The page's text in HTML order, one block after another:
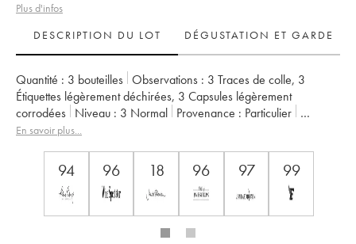
Plus d'infos
DESCRIPTION DU LOT
DÉGUSTATION ET GARDE
Quantité : 3 bouteilles Observations : 3 Traces de colle, 3
Étiquettes légèrement déchirées, 3 Capsules légèrement
corrodées
Niveau : 3 Normal Provenance : particulier
TVA récupérable :
Propriétaire :
Château Guiraud
En savoir plus...
94 96 18 96 97 99